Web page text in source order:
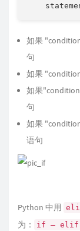
如果
句
如果
如果
句
如果
语句
Python 中用
为：
if – elif